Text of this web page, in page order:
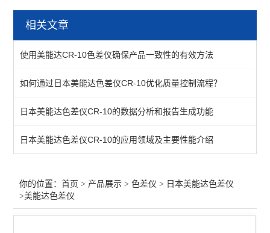
色差仪
相关文章
使用美能达CR-10色差仪确保产品一致性的有效方法
如何通过日本美能达色差仪CR-10优化质量控制流程？
日本美能达色差仪CR-10的数据分析和报告生成功能
日本美能达色差仪CR-10的应用领域及主要性能介绍
你的位置：首页 > 产品展示 >色差仪 > 日本美能达色差仪
>美能达色差仪